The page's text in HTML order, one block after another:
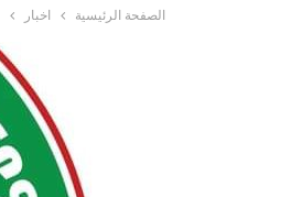
الصفحة الرئيسية اخبار